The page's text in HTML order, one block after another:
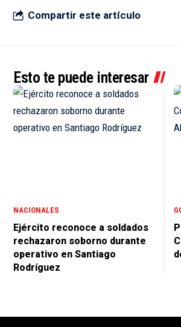
Compartir este artículo
Esto te puede interesar
NACIONALES
Ejército reconoce a soldados
rechazaron soborno durante
operativo en Santiago
Rodríguez